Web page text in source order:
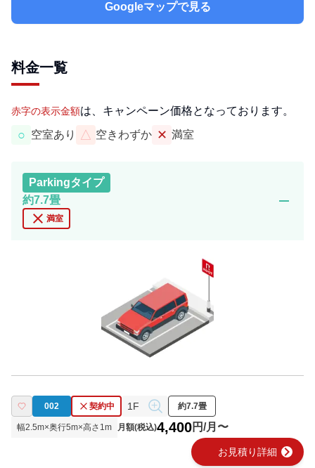
Googleマップで見る
料金一覧
赤字の表示金額は、キャンペーン価格となっております。
○ 空室あり △ 空きわずか ✕ 満室
Parkingタイプ
約7.7畳
close 満室
remove
002 契約中 1F 約7.7畳
幅2.5m×奥行5m×高さ 1m 月額(税込)4,400円/月〜
お見積り詳細 chevron_right